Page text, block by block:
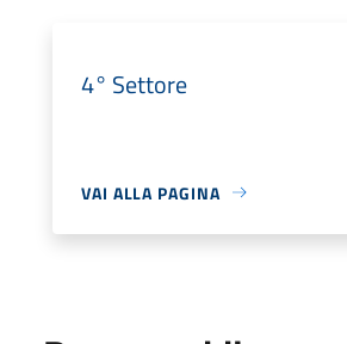
4° Settore
VAI ALLA PAGINA